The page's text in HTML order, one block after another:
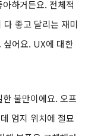
하거든요. 전체적
좋고 달리는 재미
싶어요. UX에 대한
불만이에요. 오프
엄지 위치에 절묘